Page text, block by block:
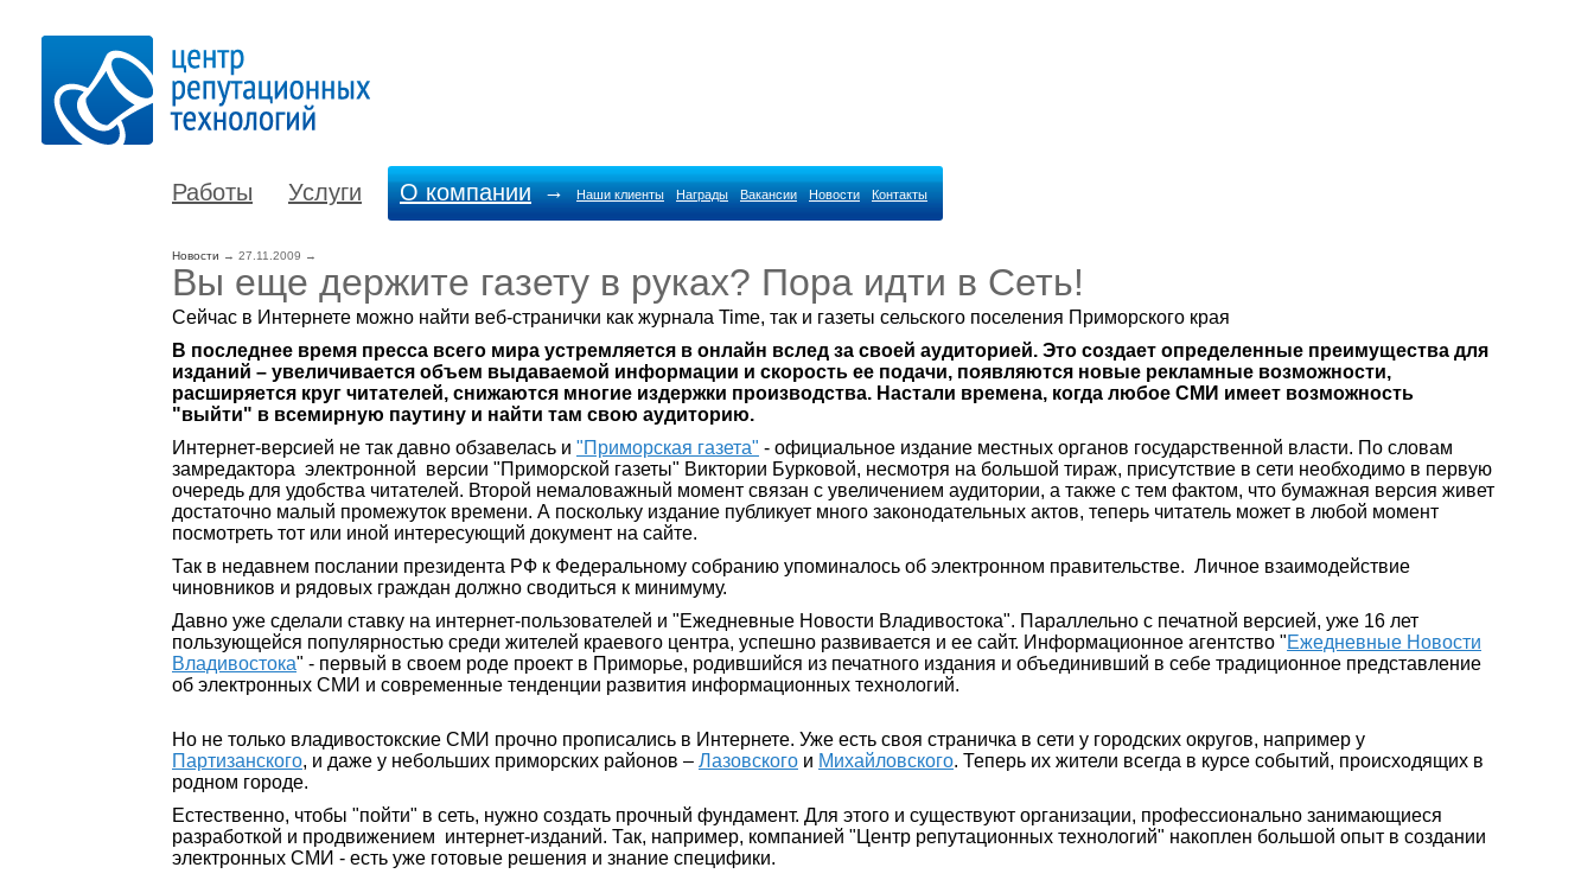
Работы Услуги О компании → Наши клиенты Награды Вакансии Новости Контакты
Новости → 27.11.2009 →
Вы еще держите газету в руках? Пора идти в Сеть!
Сейчас в Интернете можно найти веб-странички как журнала Time, так и газеты сельского поселения Приморского края
В последнее время пресса всего мира устремляется в онлайн вслед за своей аудиторией. Это создает определенные преимущества для
изданий – увеличивается объем выдаваемой информации и скорость ее подачи, появляются новые рекламные возможности,
расширяется круг читателей, снижаются многие издержки производства. Настали времена, когда любое СМИ имеет возможность
"выйти" в всемирную паутину и найти там свою аудиторию.
Интернет-версией не так давно обзавелась и "Приморская газета" - официальное издание местных органов государственной власти. По словам
замредактора электронной версии "Приморской газеты" Виктории Бурковой, несмотря на большой тираж, присутствие в сети необходимо в первую
очередь для удобства читателей. Второй немаловажный момент связан с увеличением аудитории, а также с тем фактом, что бумажная версия живет
достаточно малый промежуток времени. А поскольку издание публикует много законодательных актов, теперь читатель может в любой момент
посмотреть тот или иной интересующий документ на сайте.
Так в недавнем послании президента РФ к Федеральному собранию упоминалось об электронном правительстве. Личное взаимодействие
чиновников и рядовых граждан должно сводиться к минимуму.
Давно уже сделали ставку на интернет-пользователей и "Ежедневные Новости Владивостока". Параллельно с печатной версией, уже 16 лет
пользующейся популярностью среди жителей краевого центра, успешно развивается и ее сайт. Информационное агентство "Ежедневные Новости
Владивостока" - первый в своем роде проект в Приморье, родившийся из печатного издания и объединивший в себе традиционное представление
об электронных СМИ и современные тенденции развития информационных технологий.
Но не только владивостокские СМИ прочно прописались в Интернете. Уже есть своя страничка в сети у городских округов, например у
Партизанского, и даже у небольших приморских районов – Лазовского и Михайловского. Теперь их жители всегда в курсе событий, происходящих в
родном городе.
Естественно, чтобы "пойти" в сеть, нужно создать прочный фундамент. Для этого и существуют организации, профессионально занимающиеся
разработкой и продвижением интернет-изданий. Так, например, компанией "Центр репутационных технологий" накоплен большой опыт в создании
электронных СМИ - есть уже готовые решения и знание специфики.